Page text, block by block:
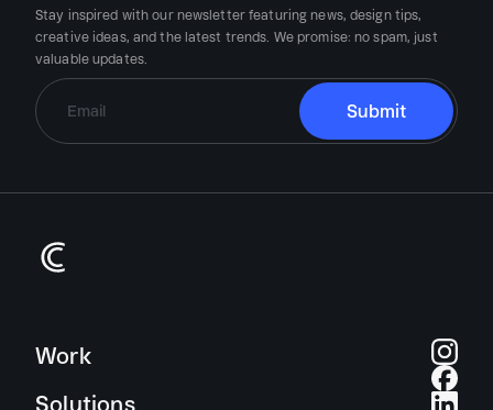
Stay inspired with our newsletter featuring news, design tips,
creative ideas, and the latest trends. We promise:no spam, just
valuable updates.
Work